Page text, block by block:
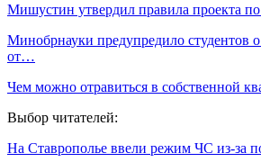
Мишустин утвердил правила проекта
Минобрнауки предупредило студентов
от…
Чем можно отравиться в собственной
Выбор читателей:
На Ставрополье ввели режим ЧС из-за